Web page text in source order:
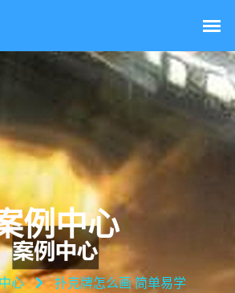
例中心
心 扑克牌怎么画 简单易学